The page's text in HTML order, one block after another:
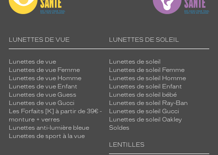
LUNETTES DE VUE
Lunettes de vue
Lunettes de vue Femme
Lunettes de vue Homme
Lunettes de vue Enfant
Lunettes de vue Guess
Lunettes de vue Gucci
Les Forfaits [K] à partir de 39€ -
monture + verres
Lunettes anti-lumière bleue
Lunettes de sport à la vue
LUNETTES DE SOLEIL
Lunettes de soleil
Lunettes de soleil Femme
Lunettes de soleil Homme
Lunettes de soleil Enfant
Lunettes de soleil bébé
Lunettes de soleil Ray-Ban
Lunettes de soleil Gucci
Lunettes de soleil Oakley
Soldes
LENTILLES